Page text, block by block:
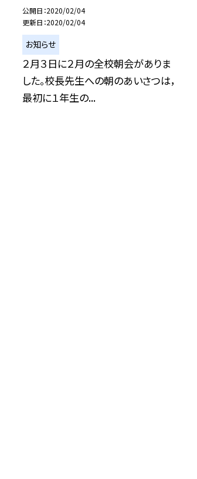
公開日 2020/02/04
更新日 2020/02/04
お知らせ
２月３日に２月の全校朝会がありま
した。校長先生への朝のあいさつは，
最初に１年生の...